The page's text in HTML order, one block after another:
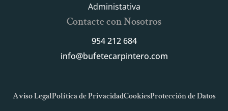
Administativa
Contacte con Nosotros
954 212 684
info@bufetecarpintero.com
Aviso LegalPolítica de PrivacidadCookiesProtección de Datos